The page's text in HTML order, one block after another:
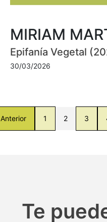
MIRIAM
Epifanía Vegetal
30/03/2026
Anterior 1 2 3
Te